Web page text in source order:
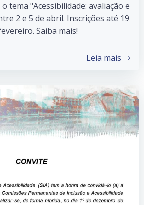
tema "Acessibilidade: avaliação e
2 e 5 de abril. Inscrições até 19
Saiba mais!
Leia mais